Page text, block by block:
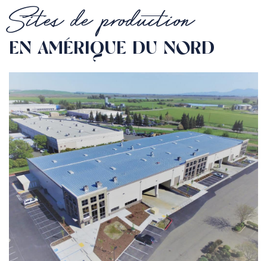
Sites de production
EN AMÉRIQUE DU NORD